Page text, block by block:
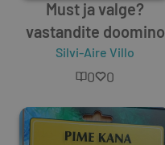
Must ja valge?
vastandite doomino
Silvi-Aire Villo
0 0